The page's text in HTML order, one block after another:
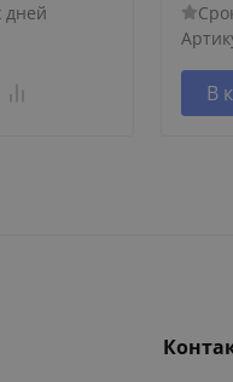
дней
В